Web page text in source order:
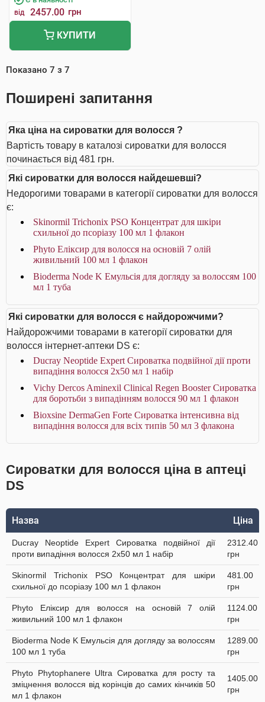
від 2457.00 грн
КУПИТИ
Показано 7 з 7
Поширені запитання
Яка ціна на сироватки для волосся ?
Вартість товару в каталозі сироватки для волосся
починається від 481 грн.
Які сироватки для волосся найдешевші?
Недорогими товарами в категорії сироватки для волосся
є:
Skinormil Trichonix РSО Концентрат для шкіри
схильної до псоріазу 100 мл 1 флакон
Phyto Еліксир для волосся на основій 7 олій
живильний 100 мл 1 флакон
Bioderma Node K Емульсія для догляду за волоссям 100
мл 1 туба
Які сироватки для волосся є найдорожчими?
Найдорожчими товарами в категорії сироватки для
волосся інтернет-аптеки DS є:
Ducray Neoptide Expert Сироватка подвійної дії проти
випадіння волосся 2x50 мл 1 набір
Vichy Dercos Aminexil Clinical Regen Booster Сироватка
для боротьби з випадінням волосся 90 мл 1 флакон
Bioxsine DermaGen Forte Сироватка інтенсивна від
випадіння волосся для всіх типів 50 мл 3 флакона
Сироватки для волосся ціна в аптеці
DS
Назва Ціна
Ducray Neoptide Expert Сироватка подвійної дії
проти випадіння волосся 2x50 мл 1 набір
2312.40
грн
Skinormil Trichonix РSО Концентрат для шкіри
схильної до псоріазу 100 мл 1 флакон
481.00
грн
Phyto Еліксир для волосся на основій 7 олій
живильний 100 мл 1 флакон
1124.00
грн
Bioderma Node K Емульсія для догляду за волоссям
100 мл 1 туба
1289.00
грн
Phyto Phytophanere Ultra Сироватка для росту та
зміцнення волосся від корінців до самих кінчиків 50
мл 1 флакон
1405.00
грн